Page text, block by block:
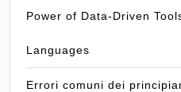
Power of Data-Driven
Languages
Errori comuni dei